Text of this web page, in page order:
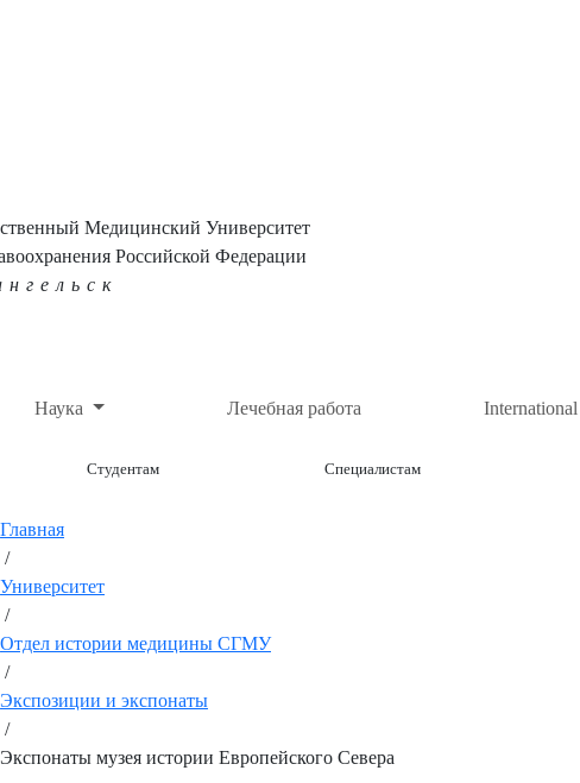
Медицинский Университет
Российской Федерации
Наука Лечебная работа International
Студентам Специалистам
Главная
/
Университет
/
Отдел истории медицины СГМУ
/
Экспозиции и экспонаты
/
Экспонаты музея истории Европейского Севера